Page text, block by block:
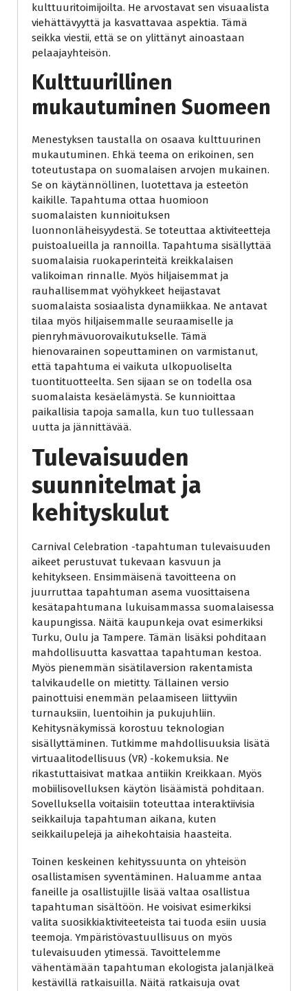
kulttuuritoimijoilta. He arvostavat sen visuaalista
viehättävyyttä ja kasvattavaa aspektia. Tämä
seikka viestii, että se on ylittänyt ainoastaan
pelaajayhteisön.
Kulttuurillinen
mukautuminen Suomeen
Menestyksen taustalla on osaava kulttuurinen
mukautuminen. Ehkä teema on erikoinen, sen
toteutustapa on suomalaisen arvojen mukainen.
Se on käytännöllinen, luotettava ja esteetön
kaikille. Tapahtuma ottaa huomioon
suomalaisten kunnioituksen
luonnonläheisyydestä. Se toteuttaa aktiviteetteja
puistoalueilla ja rannoilla. Tapahtuma sisällyttää
suomalaisia ruokaperinteitä kreikkalaisen
valikoiman rinnalle. Myös hiljaisemmat ja
rauhallisemmat vyöhykkeet heijastavat
suomalaista sosiaalista dynamiikkaa. Ne antavat
tilaa myös hiljaisemmalle seuraamiselle ja
pienryhmävuorovaikutukselle. Tämä
hienovarainen sopeuttaminen on varmistanut,
että tapahtuma ei vaikuta ulkopuoliselta
tuontituotteelta. Sen sijaan se on todella osa
suomalaista kesäelämystä. Se kunnioittaa
paikallisia tapoja samalla, kun tuo tullessaan
uutta ja jännittävää.
Tulevaisuuden
suunnitelmat ja
kehityskulut
Carnival Celebration -tapahtuman tulevaisuuden
aikeet perustuvat tukevaan kasvuun ja
kehitykseen. Ensimmäisenä tavoitteena on
juurruttaa tapahtuman asema vuosittaisena
kesätapahtumana lukuisammassa suomalaisessa
kaupungissa. Näitä kaupunkeja ovat esimerkiksi
Turku, Oulu ja Tampere. Tämän lisäksi pohditaan
mahdollisuutta kasvattaa tapahtuman kestoa.
Myös pienemmän sisätilaversion rakentamista
talvikaudelle on mietitty. Tällainen versio
painottuisi enemmän pelaamiseen liittyviin
turnauksiin, luentoihin ja pukujuhliin.
Kehitysnäkymissä korostuu teknologian
sisällyttäminen. Tutkimme mahdollisuuksia lisätä
virtuaalitodellisuus (VR) -kokemuksia. Ne
rikastuttaisivat matkaa antiikin Kreikkaan. Myös
mobiilisovelluksen käytön lisäämistä pohditaan.
Sovelluksella voitaisiin toteuttaa interaktiivisia
seikkailuja tapahtuman aikana, kuten
seikkailupelejä ja aihekohtaisia haasteita.
Toinen keskeinen kehityssuunta on yhteisön
osallistamisen syventäminen. Haluamme antaa
faneille ja osallistujille lisää valtaa osallistua
tapahtuman sisältöön. He voisivat esimerkiksi
valita suosikkiaktiviteeteista tai tuoda esiin uusia
teemoja. Ympäristövastuullisuus on myös
tulevaisuuden ytimessä. Tavoittelemme
vähentämään tapahtuman ekologista jalanjälkeä
kestävillä ratkaisuilla. Näitä ratkaisuja ovat